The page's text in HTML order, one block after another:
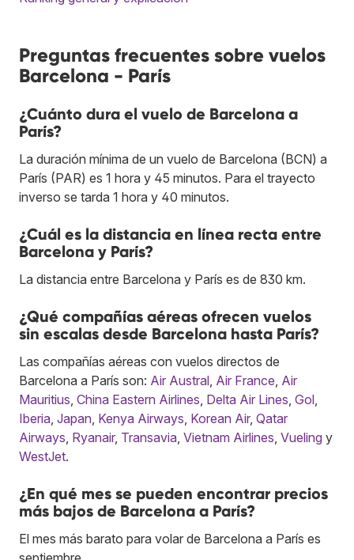
Preguntas frecuentes sobre vuelos
Barcelona - París
¿Cuánto dura el vuelo de Barcelona a
París?
La duración mínima de un vuelo de Barcelona (BCN) a
París (PAR) es 1 hora y 45 minutos. Para el trayecto
inverso se tarda 1 hora y 40 minutos.
¿Cuál es la distancia en línea recta entre
Barcelona y París?
La distancia entre Barcelona y París es de 830 km.
¿Qué compañías aéreas ofrecen vuelos
sin escalas desde Barcelona hasta París?
Las compañías aéreas con vuelos directos de
Barcelona a París son: Air Austral Air France Air
Mauritius China Eastern Airlines Delta Air Lines Gol
Iberia Japan Kenya Airways Korean Air, Qatar
Airways Ryanair, Transavia Vietnam Airlines Vueling y
WestJet.
¿En qué mes se pueden encontrar precios
más bajos de Barcelona a París?
El mes más barato para volar de Barcelona a París es